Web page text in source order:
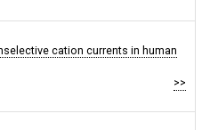
cation currents in human
>>